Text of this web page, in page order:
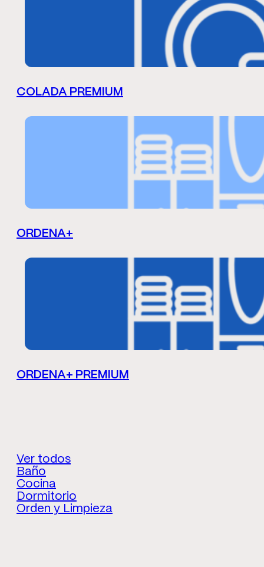
COLADA PREMIUM
ORDENA+
ORDENA+ PREMIUM
Ver todos
Baño
Cocina
Dormitorio
Orden y Limpieza